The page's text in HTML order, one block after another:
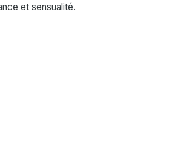
et sensualité.